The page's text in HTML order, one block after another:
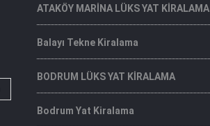
ATAKÖY MARİNA LÜKS YAT KİRALAMA
Balayı Tekne Kiralama
BODRUM LÜKS YAT KİRALAMA
Bodrum Yat Kiralama